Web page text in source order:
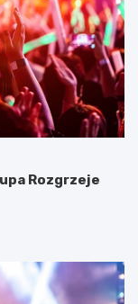
Rozgrzeje